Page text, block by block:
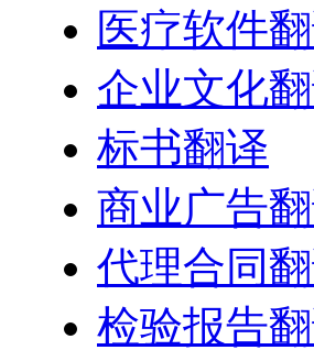
医疗软件
企业文化
标书翻译
商业广告
代理合同
检验报告